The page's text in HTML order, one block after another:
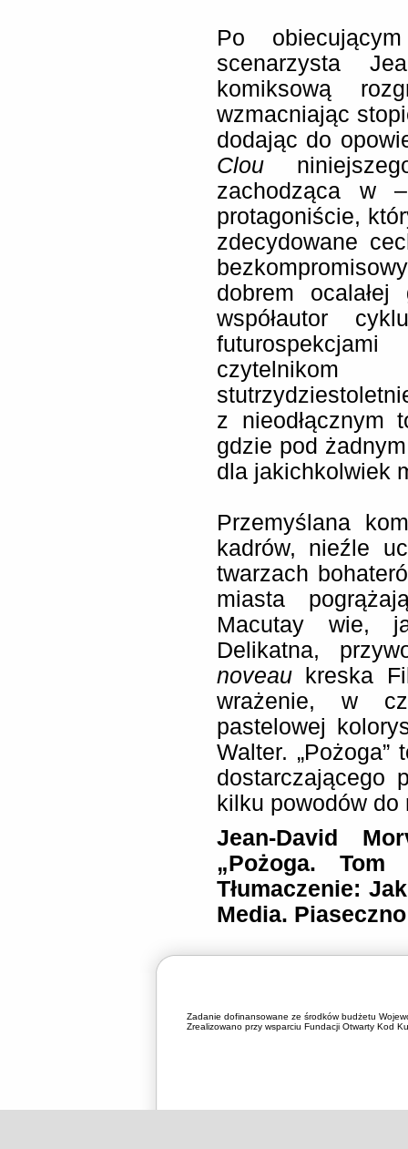
Po
scenarzysta
komiksową
wzmacniając
dodając do
Clou
zachodząca w
protagoniście,
zdecydowane
dobrem ocalałej
współautor
czytelnikom
z nieodłącznym
gdzie pod
dla jakichkolwiek
Przemyślana
kadrów, nieźle
twarzach
miasta
Macutay wie,
Delikatna,
noveau kreska
wrażenie, w
pastelowej
Walter. „Pożoga”
dostarczającego
kilku powodów do
Jean-David
„Pożoga. Tom
Tłumaczenie:
Media.
Zadanie dofinansowane ze środków budżetu
Zrealizowano przy wsparciu Fundacji Otwarty Kod